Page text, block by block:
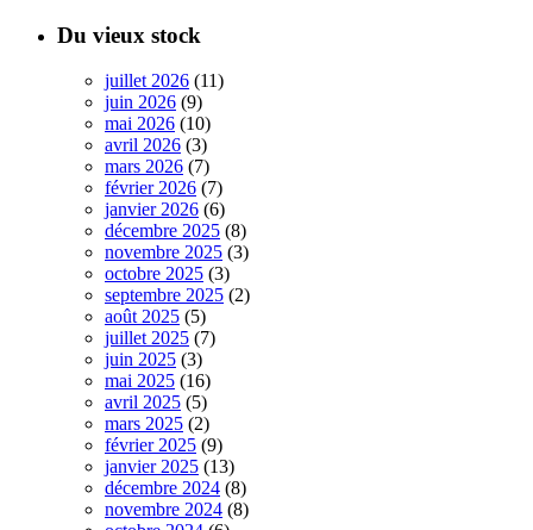
Du vieux stock
juillet 2026 (11)
juin 2026 (9)
mai 2026 (10)
avril 2026 (3)
mars 2026 (7)
février 2026 (7)
janvier 2026 (6)
décembre 2025 (8)
novembre 2025 (3)
octobre 2025 (3)
septembre 2025 (2)
août 2025 (5)
juillet 2025 (7)
juin 2025 (3)
mai 2025 (16)
avril 2025 (5)
mars 2025 (2)
février 2025 (9)
janvier 2025 (13)
décembre 2024 (8)
novembre 2024 (8)